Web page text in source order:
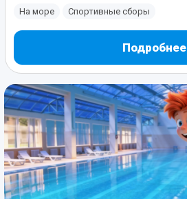
На море Спортивные сборы
Подробнее